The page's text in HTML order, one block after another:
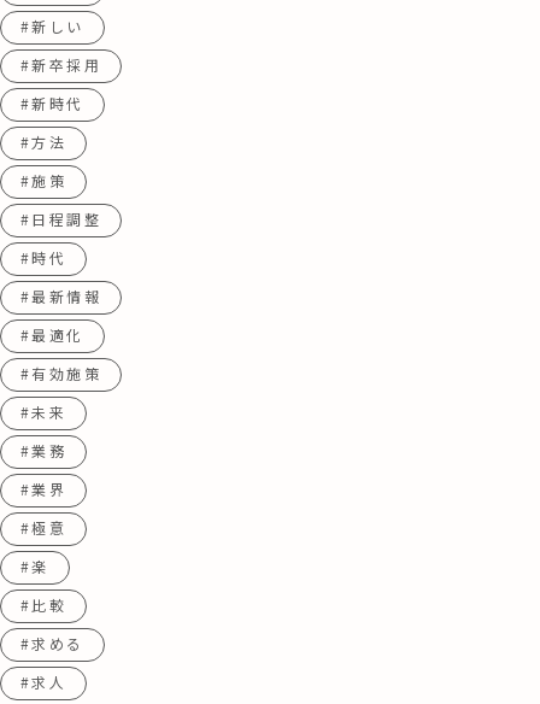
#新しい
#新卒採用
#新時代
#方法
#施策
#日程調整
#時代
#最新情報
#最適化
#有効施策
#未来
#業務
#業界
#極意
#楽
#比較
#求める
#求人